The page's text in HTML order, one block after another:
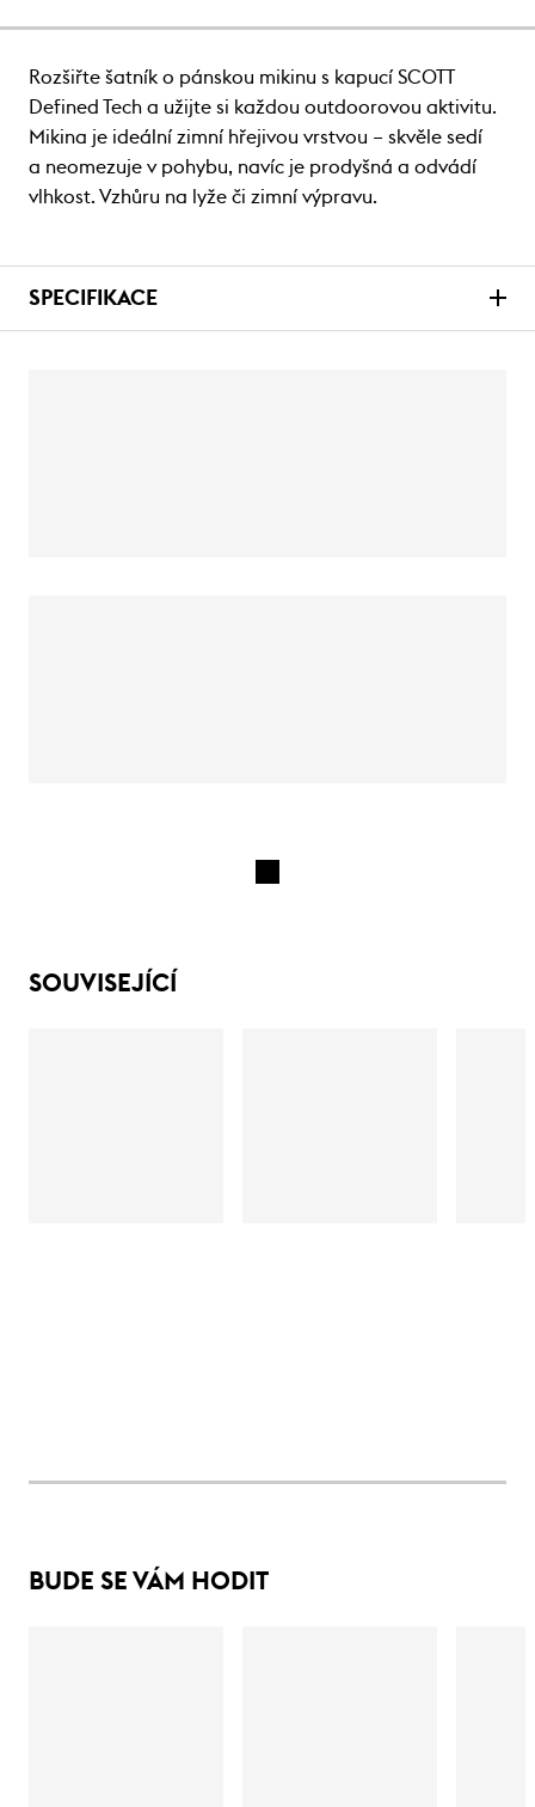
Rozšiřte šatník o pánskou mikinu s kapucí SCOTT
Defined Tech a užijte si každou outdoorovou aktivitu.
Mikina je ideální zimní hřejivou vrstvou – skvěle sedí
a neomezuje v pohybu, navíc je prodyšná a odvádí
vlhkost. Vzhůru na lyže či zimní výpravu.
SPECIFIKACE
SOUVISEJÍCÍ
BUDE SE VÁM HODIT